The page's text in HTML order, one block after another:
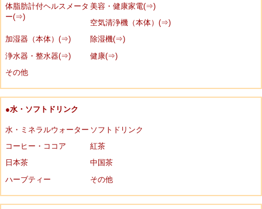
体脂肪計付ヘルスメータ
ー(⇒)
美容・健康家電(⇒)
空気清浄機（本体）(⇒)
加湿器（本体）(⇒)
除湿機(⇒)
浄水器・整水器(⇒)
健康(⇒)
その他
●水・ソフトドリンク
水・ミネラルウォーター ソフトドリンク
コーヒー・ココア
紅茶
日本茶
中国茶
ハーブティー
その他